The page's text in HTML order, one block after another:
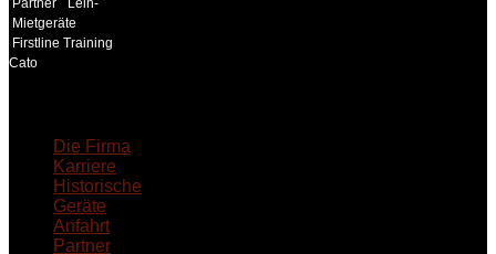
Partner
Leih-
Mietgeräte
Firstline Training
Cato
Die Firma
Karriere
Historische
Geräte
Anfahrt
Partner